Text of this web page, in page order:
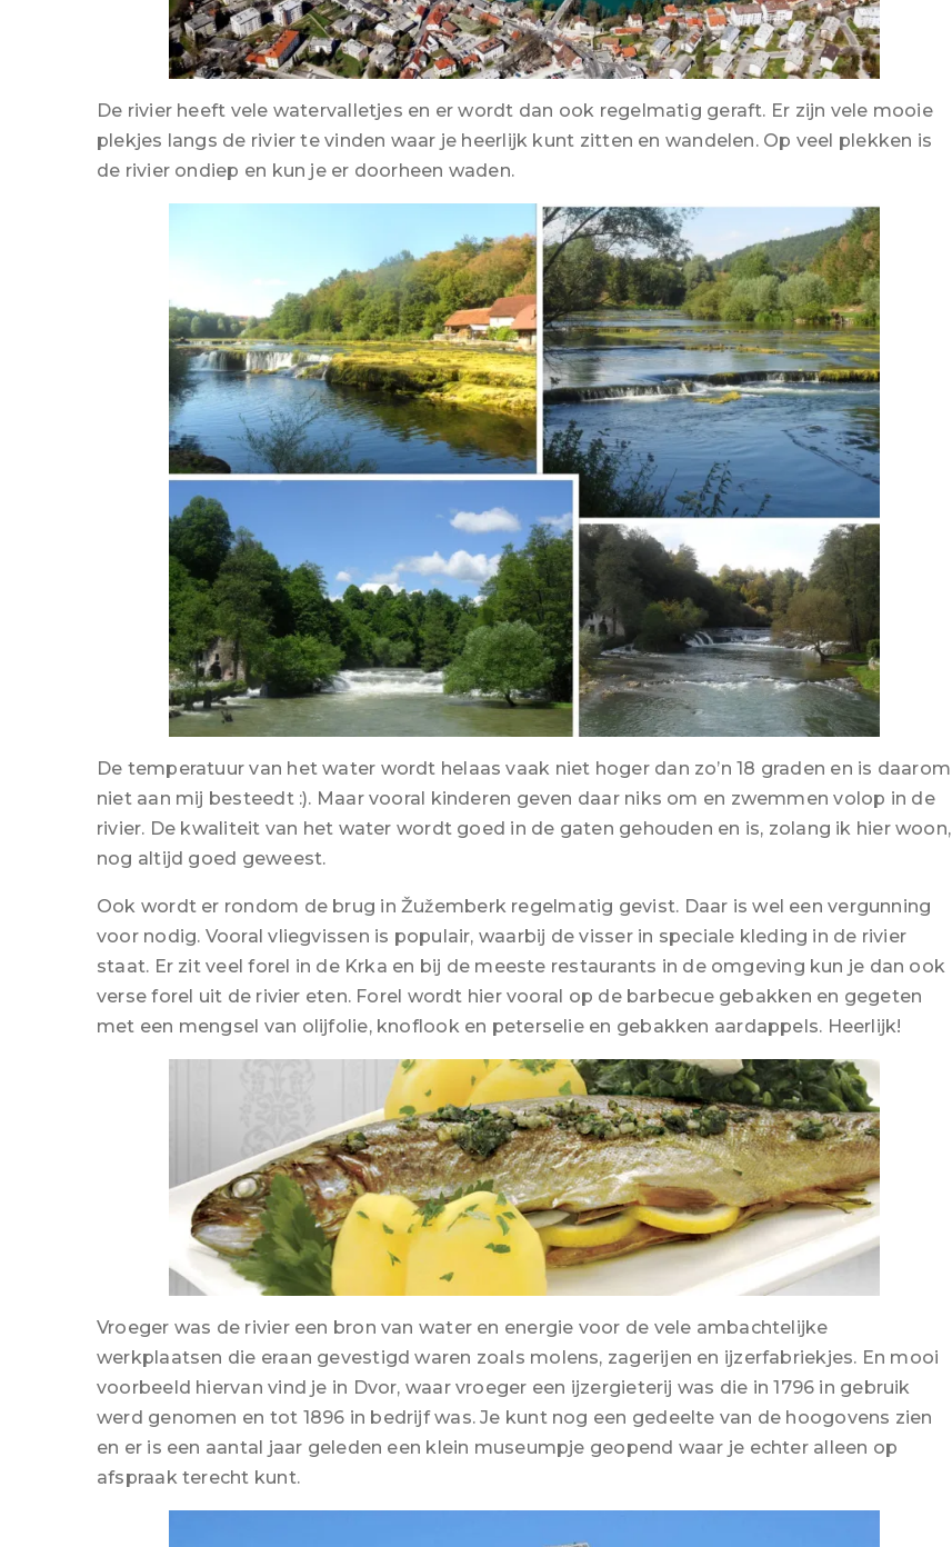
De rivier heeft vele watervalletjes en er wordt dan ook regelmatig geraft. Er zijn vele mooie
plekjes langs de rivier te vinden waar je heerlijk kunt zitten en wandelen. Op veel plekken is
de rivier ondiep en kun je er doorheen waden.
De temperatuur van het water wordt helaas vaak niet hoger dan zo’n 18 graden en is daarom
niet aan mij besteedt :). Maar vooral kinderen geven daar niks om en zwemmen volop in de
rivier. De kwaliteit van het water wordt goed in de gaten gehouden en is, zolang ik hier woon,
nog altijd goed geweest.
Ook wordt er rondom de brug in Žužemberk regelmatig gevist. Daar is wel een vergunning
voor nodig. Vooral vliegvissen is populair, waarbij de visser in speciale kleding in de rivier
staat. Er zit veel forel in de Krka en bij de meeste restaurants in de omgeving kun je dan ook
verse forel uit de rivier eten. Forel wordt hier vooral op de barbecue gebakken en gegeten
met een mengsel van olijfolie, knoflook en peterselie en gebakken aardappels. Heerlijk!
Vroeger was de rivier een bron van water en energie voor de vele ambachtelijke
werkplaatsen die eraan gevestigd waren zoals molens, zagerijen en ijzerfabriekjes. En mooi
voorbeeld hiervan vind je in Dvor, waar vroeger een ijzergieterij was die in 1796 in gebruik
werd genomen en tot 1896 in bedrijf was. Je kunt nog een gedeelte van de hoogovens zien
en er is een aantal jaar geleden een klein museumpje geopend waar je echter alleen op
afspraak terecht kunt.